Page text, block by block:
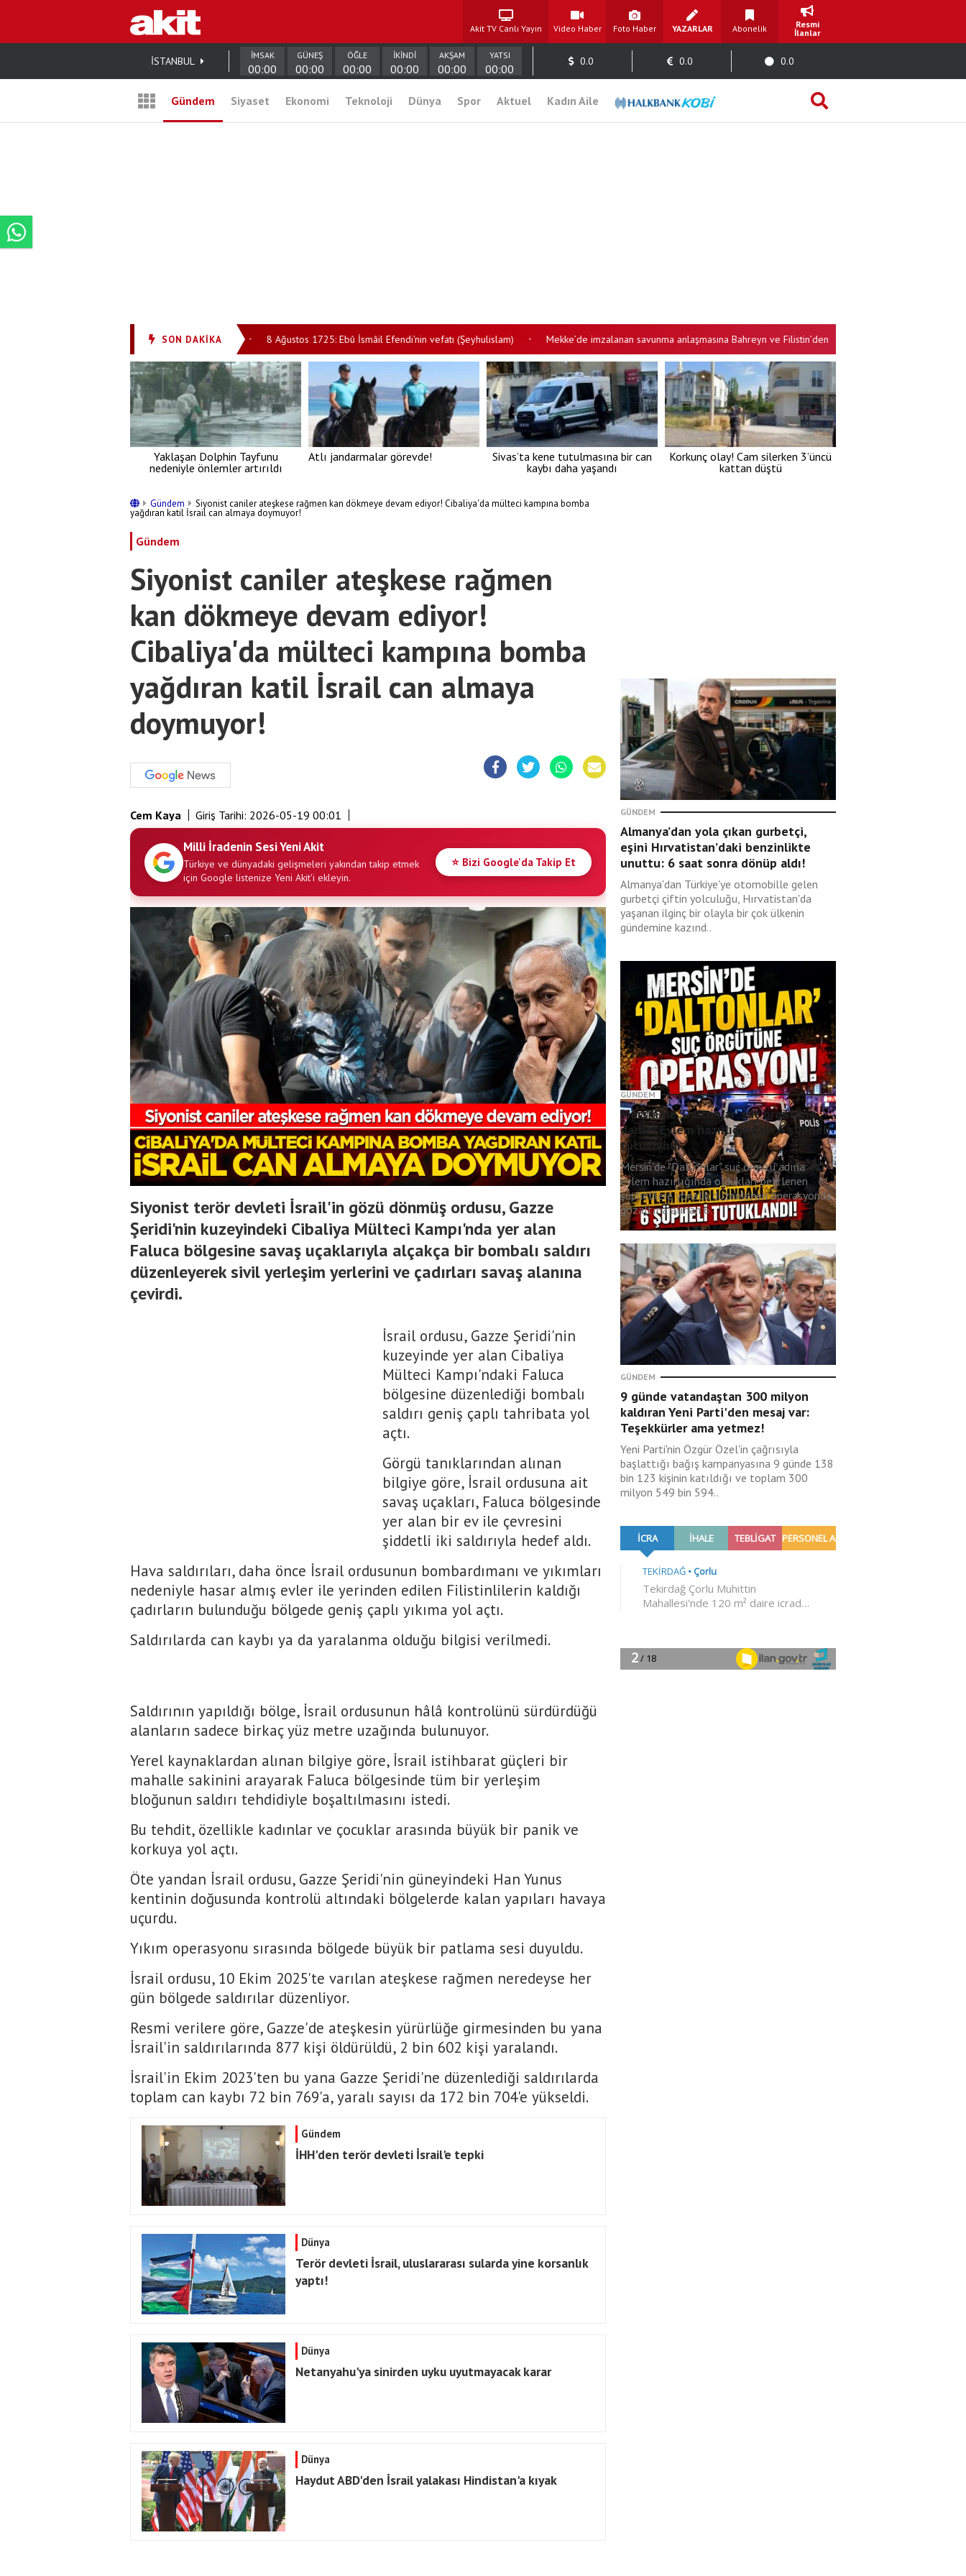
Akit TV Canlı Yayın Video Haber Foto Haber YAZARLAR Abonelik
Resmi
İlanlar
İSTANBUL İMSAK
00:00
GÜNEŞ
00:00
ÖĞLE
00:00
İKİNDİ
00:00
AKŞAM
00:00
YATSI
00:00
0.0 0.0 0.0
Gündem Siyaset Ekonomi Teknoloji Dünya Spor Aktuel Kadın Aile
SON DAKİKA
8 Ağustos 2026: Günün Ayet ve Hadisi 8 Ağustos 1725: Ebû İsmâil Efendi'nin vefatı (Şeyhulislam) • Mekke’de imzalanan savunma anlaşmasına Bahreyn ve Filistin’den destek
Yaklaşan Dolphin Tayfunu
nedeniyle önlemler artırıldı
Atlı jandarmalar görevde!
Sivas’ta kene tutulmasına bir can
kaybı daha yaşandı
Korkunç olay! Cam silerken 3’üncü
kattan düştü
Gündem Siyonist caniler ateşkese rağmen kan dökmeye devam ediyor! Cibaliya'da mülteci kampına bomba
yağdıran katil İsrail can almaya doymuyor!
Gündem
Siyonist caniler ateşkese rağmen
kan dökmeye devam ediyor!
Cibaliya'da mülteci kampına bomba
yağdıran katil İsrail can almaya
doymuyor!
Cem Kaya Giriş Tarihi: 2026-05-19 00:01
Milli İradenin Sesi Yeni Akit
Türkiye ve dünyadaki gelişmeleri yakından takip etmek
için Google listenize Yeni Akit'i ekleyin.
⭐ Bizi Google'da Takip Et
Siyonist terör devleti İsrail'in gözü dönmüş ordusu, Gazze
Şeridi'nin kuzeyindeki Cibaliya Mülteci Kampı'nda yer alan
Faluca bölgesine savaş uçaklarıyla alçakça bir bombalı saldırı
düzenleyerek sivil yerleşim yerlerini ve çadırları savaş alanına
çevirdi.
İsrail ordusu, Gazze Şeridi'nin
kuzeyinde yer alan Cibaliya
Mülteci Kampı'ndaki Faluca
bölgesine düzenlediği bombalı
saldırı geniş çaplı tahribata yol
açtı.
Görgü tanıklarından alınan
bilgiye göre, İsrail ordusuna ait
savaş uçakları, Faluca bölgesinde
yer alan bir ev ile çevresini
şiddetli iki saldırıyla hedef aldı.
Hava saldırıları, daha önce İsrail ordusunun bombardımanı ve yıkımları
nedeniyle hasar almış evler ile yerinden edilen Filistinlilerin kaldığı
çadırların bulunduğu bölgede geniş çaplı yıkıma yol açtı.
Saldırılarda can kaybı ya da yaralanma olduğu bilgisi verilmedi.
Saldırının yapıldığı bölge, İsrail ordusunun hâlâ kontrolünü sürdürdüğü
alanların sadece birkaç yüz metre uzağında bulunuyor.
Yerel kaynaklardan alınan bilgiye göre, İsrail istihbarat güçleri bir
mahalle sakinini arayarak Faluca bölgesinde tüm bir yerleşim
bloğunun saldırı tehdidiyle boşaltılmasını istedi.
Bu tehdit, özellikle kadınlar ve çocuklar arasında büyük bir panik ve
korkuya yol açtı.
Öte yandan İsrail ordusu, Gazze Şeridi'nin güneyindeki Han Yunus
kentinin doğusunda kontrolü altındaki bölgelerde kalan yapıları havaya
uçurdu.
Yıkım operasyonu sırasında bölgede büyük bir patlama sesi duyuldu.
İsrail ordusu, 10 Ekim 2025'te varılan ateşkese rağmen neredeyse her
gün bölgede saldırılar düzenliyor.
Resmi verilere göre, Gazze'de ateşkesin yürürlüğe girmesinden bu yana
İsrail'in saldırılarında 877 kişi öldürüldü, 2 bin 602 kişi yaralandı.
İsrail'in Ekim 2023'ten bu yana Gazze Şeridi'ne düzenlediği saldırılarda
toplam can kaybı 72 bin 769'a, yaralı sayısı da 172 bin 704'e yükseldi.
Gündem
İHH'den terör devleti İsrail'e tepki
Dünya
Terör devleti İsrail, uluslararası sularda yine korsanlık
yaptı!
Dünya
Netanyahu'ya sinirden uyku uyutmayacak karar
Dünya
Haydut ABD'den İsrail yalakası Hindistan'a kıyak
GÜNDEM
Almanya’dan yola çıkan gurbetçi,
eşini Hırvatistan’daki benzinlikte
unuttu: 6 saat sonra dönüp aldı!
Almanya'dan Türkiye'ye otomobille gelen
gurbetçi çiftin yolculuğu, Hırvatistan'da
yaşanan ilginç bir olayla bir çok ülkenin
gündemine kazınd..
GÜNDEM
Mersin'de 'Daltonlar' suç örgütüne
darbe! Eylem hazırlığındaki 6 şüpheli
tutuklandı
Mersin'de "Daltonlar" suç örgütü adına
eylem hazırlığında oldukları belirlenen
şüphelilere yönelik düzenlenen operasyonda
gözaltına alınan 6..
GÜNDEM
9 günde vatandaştan 300 milyon
kaldıran Yeni Parti'den mesaj var:
Teşekkürler ama yetmez!
Yeni Parti'nin Özgür Özel'in çağrısıyla
başlattığı bağış kampanyasına 9 günde 138
bin 123 kişinin katıldığı ve toplam 300
milyon 549 bin 594..